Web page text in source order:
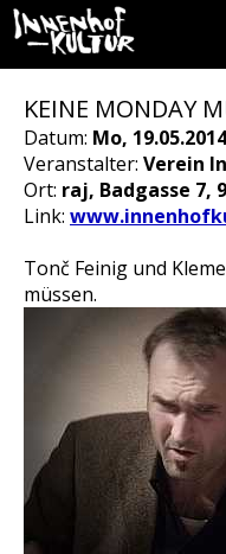
KEINE MONDAY
Datum: Mo, 19.05.2014
Veranstalter: Verein
Ort: raj, Badgasse 7,
Link:
Tonč Feinig und
müssen.